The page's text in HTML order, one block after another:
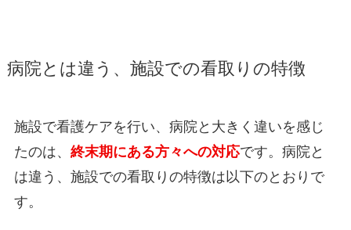
病院とは違う、施設での看取りの特徴
施設で看護ケアを行い、病院と大きく違いを感じ
たのは、 終末期にある方々への対応です。病院と
は違う、施設での看取りの特徴は以下のとおりで
す。